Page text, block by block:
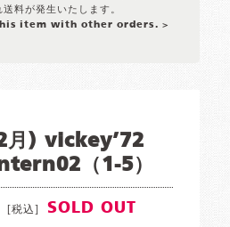
料が発生いたします。
item with other orders. >
月) vickey’72
（1-5）
[税込] SOLD OUT